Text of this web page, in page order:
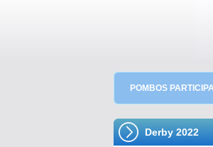
POMBOS
Derby 2022